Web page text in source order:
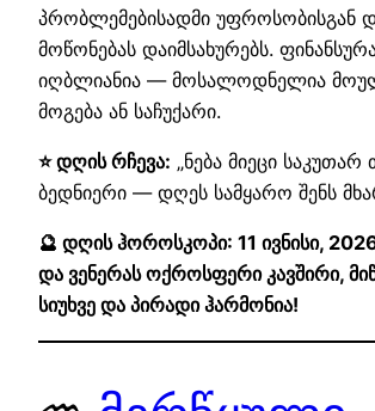
პრობლემებისადმი უფროსობისგან
მოწონებას დაიმსახურებს.
იღბლიანია — მოსალოდნელია
მოგება ან საჩუქარი.
⭐ დღის რჩევა: „ნება მიეცი საკუთარ
ბედნიერი — დღეს სამყარო შენს
🔮 დღის ჰოროსკოპი: 11 ივნისი,
და ვენერას ოქროსფერი კავშირი,
სიუხვე და პირადი ჰარმონია!